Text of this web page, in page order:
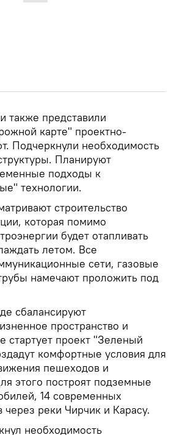
также представили
карте" проектно-
Подчеркнули необходимость
Планируют
подходы к
технологии.
строительство
которая помимо
будет отапливать
летом. Все
сети, газовые
намечают проложить под
сбалансируют
пространство и
стартует проект "Зеленый
комфортные условия для
пешеходов и
этого построят подземные
14 современных
через реки Чирчик и Карасу.
необходимость